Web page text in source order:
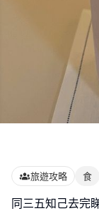
旅遊攻略 食
同三五知己去完